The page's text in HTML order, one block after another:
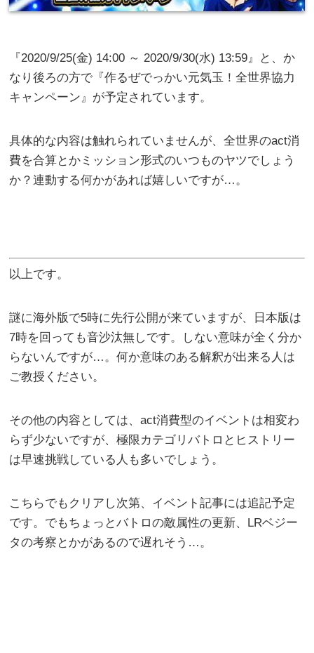
『2020/9/25(金) 14:00 ～ 2020/9/30(水) 13:59』と、か
なり後ろの方で『作るぜでっかい元気玉！全世界協力
キャンペーン』が予定されています。
具体的な内容は触れられていませんが、全世界のact消
費を合算とかミッション形式のいつものヤツでしょう
か？連動する何かがあれば嬉しいですが…。
以上です。
謎に海外版で5時に先行公開が来ていますが、日本版は
7時を回っても音沙汰無しです。しない意味が全く分か
らないんですが…。何か意味のある解釈が出来る人は
ご教授ください。
その他の内容としては、act消費型のイベントは相変わ
らず少ないですが、極限カテゴリバトロとヒストリー
は早速挑戦している人も多いでしょう。
こちらでもクリアし次第、イベント記事には追記予定
です。でもちょっとバトロの敵属性の更新、LRベジー
タの考察とかがあるので遅れそう…。